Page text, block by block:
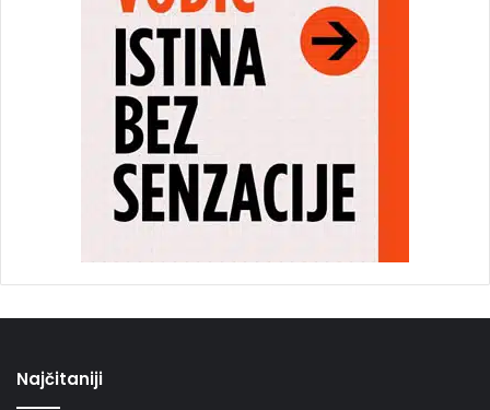
Najčitaniji